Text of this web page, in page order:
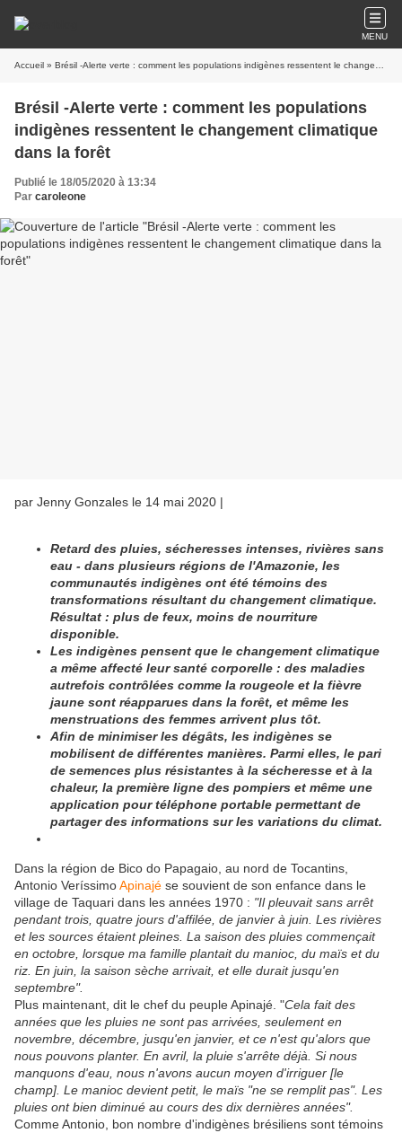
MENU
Accueil » Brésil -Alerte verte : comment les populations indigènes ressentent le changement climatique dans la forêt
Brésil -Alerte verte : comment les populations
indigènes ressentent le changement climatique
dans la forêt
Publié le 18/05/2020 à 13:34
Par caroleone
par Jenny Gonzales le 14 mai 2020 |
Retard des pluies, sécheresses intenses, rivières sans
eau - dans plusieurs régions de l'Amazonie, les
communautés indigènes ont été témoins des
transformations résultant du changement climatique.
Résultat : plus de feux, moins de nourriture
disponible.
Les indigènes pensent que le changement climatique
a même affecté leur santé corporelle : des maladies
autrefois contrôlées comme la rougeole et la fièvre
jaune sont réapparues dans la forêt, et même les
menstruations des femmes arrivent plus tôt.
Afin de minimiser les dégâts, les indigènes se
mobilisent de différentes manières. Parmi elles, le pari
de semences plus résistantes à la sécheresse et à la
chaleur, la première ligne des pompiers et même une
application pour téléphone portable permettant de
partager des informations sur les variations du climat.
Dans la région de Bico do Papagaio, au nord de Tocantins,
Antonio VeríssimoApinajé se souvient de son enfance dans le
village de Taquari dans les années 1970 : "Il pleuvait sans arrêt
pendant trois, quatre jours d'affilée, de janvier à juin. Les rivières
et les sources étaient pleines. La saison des pluies commençait
en octobre, lorsque ma famille plantait du manioc, du maïs et du
riz. En juin, la saison sèche arrivait, et elle durait jusqu'en
septembre".
Plus maintenant, dit le chef du peuple Apinajé. "Cela fait des
années que les pluies ne sont pas arrivées, seulement en
novembre, décembre, jusqu'en janvier, et ce n'est qu'alors que
nous pouvons planter. En avril, la pluie s'arrête déjà. Si nous
manquons d'eau, nous n'avons aucun moyen d'irriguer [le
champ]. Le manioc devient petit, le maïs "ne se remplit pas". Les
pluies ont bien diminué au cours des dix dernières années".
Comme Antonio, bon nombre d'indigènes brésiliens sont témoins